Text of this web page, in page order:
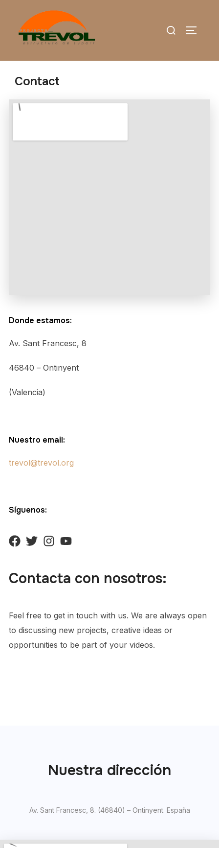
Contact
Donde estamos:
Av. Sant Francesc, 8
46840 – Ontinyent
(Valencia)
Nuestro email:
trevol@trevol.org
Síguenos:
Contacta con nosotros:
Feel free to get in touch with us. We are always open
to discussing new projects, creative ideas or
opportunities to be part of your videos.
Nuestra dirección
Av. Sant Francesc, 8. (46840) – Ontinyent. España